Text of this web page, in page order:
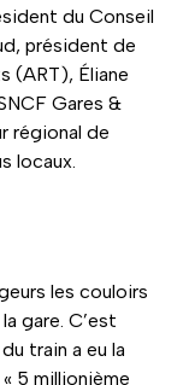
du Conseil
président de
(ART), Éliane
Gares &
régional de
locaux.
les couloirs
gare. C’est
train a eu la
5 millionième